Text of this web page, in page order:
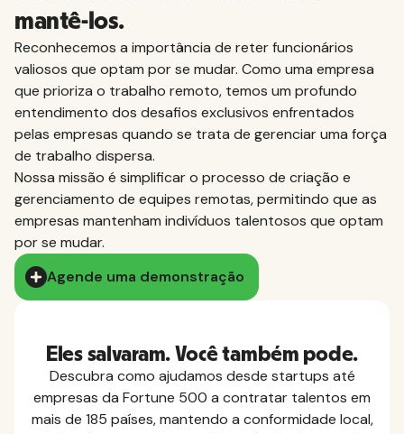
mantê-los.
Reconhecemos a importância de reter funcionários
valiosos que optam por se mudar. Como uma empresa
que prioriza o trabalho remoto, temos um profundo
entendimento dos desafios exclusivos enfrentados
pelas empresas quando se trata de gerenciar uma força
de trabalho dispersa.
Nossa missão é simplificar o processo de criação e
gerenciamento de equipes remotas, permitindo que as
empresas mantenham indivíduos talentosos que optam
por se mudar.
Agende uma demonstração
Eles salvaram. Você também pode.
Descubra como ajudamos desde startups até
empresas da Fortune 500 a contratar talentos em
mais de 185 países, mantendo a conformidade local,